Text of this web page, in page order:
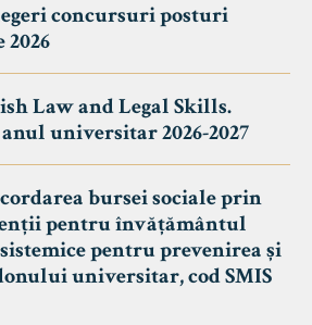
concursuri posturi
Law and Legal Skills.
universitar 2026-2027
bursei sociale prin
pentru învățământul
pentru prevenirea și
universitar, cod SMIS